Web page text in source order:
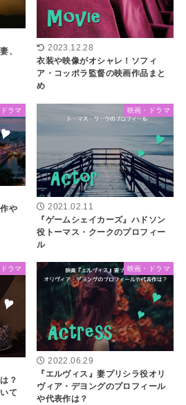
、
2023.12.28
衣装や映像がオシャレ！ソフィ
ア・コッポラ監督の映画作品まと
め
ラマ
や
映画・ドラマ
2021.02.11
『ゲームシェイカーズ』ハドソン
役トーマス・クークのプロフィー
ル
ラマ
？
て
映画・ドラマ
2022.06.29
『エルヴィス』妻プリシラ役オリ
ヴィア・デヨングのプロフィール
や代表作は？